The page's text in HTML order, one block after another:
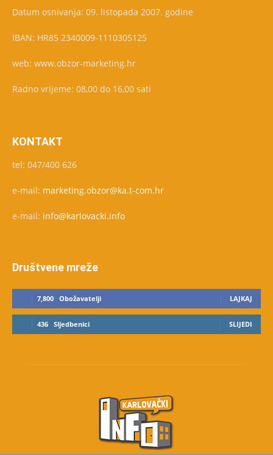
Datum osnivanja: 09. listopada 2007. godine
IBAN: HR85 2340009-1110305125
web: www.obzor-marketing.hr
Radno vrijeme: 08,00 do 16,00 sati
KONTAKT
tel: 047/400 626
e-mail: marketing.obzor@ka.t-com.hr
e-mail: info@karlovacki.info
Društvene mreže
7,800 Obožavatelji LAJKAJ
436 Sljedbenici SLIJEDI